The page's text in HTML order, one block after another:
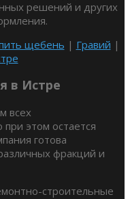
решений и других
щебень | Гравий |
в Истре
всех
этом остается
готова
фракций и
строительные